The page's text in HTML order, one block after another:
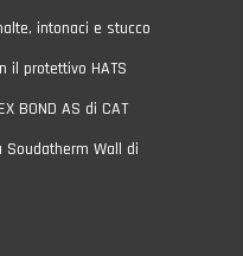
intonaci e stucco
il protettivo HATS
BOND AS di CAT
Wall di